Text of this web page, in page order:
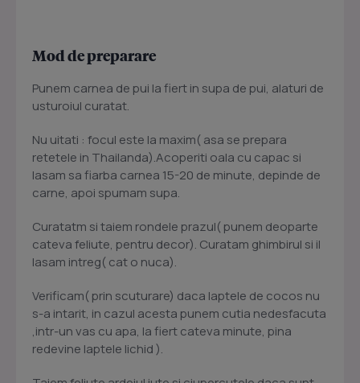
Mod de preparare
Punem carnea de pui la fiert in supa de pui, alaturi de
usturoiul curatat.
Nu uitati : focul este la maxim( asa se prepara
retetele in Thailanda).Acoperiti oala cu capac si
lasam sa fiarba carnea 15-20 de minute, depinde de
carne, apoi spumam supa.
Curatatm si taiem rondele prazul( punem deoparte
cateva feliute, pentru decor). Curatam ghimbirul si il
lasam intreg( cat o nuca).
Verificam( prin scuturare) daca laptele de cocos nu
s-a intarit, in cazul acesta punem cutia nedesfacuta
,intr-un vas cu apa, la fiert cateva minute, pina
redevine laptele lichid ).